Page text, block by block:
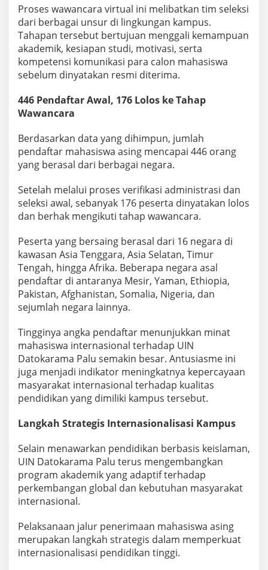
Proses wawancara virtual ini melibatkan tim seleksi
dari berbagai unsur di lingkungan kampus.
Tahapan tersebut bertujuan menggali kemampuan
akademik, kesiapan studi, motivasi, serta
kompetensi komunikasi para calon mahasiswa
sebelum dinyatakan resmi diterima.
446 Pendaftar Awal, 176 Lolos ke Tahap
Wawancara
Berdasarkan data yang dihimpun, jumlah
pendaftar mahasiswa asing mencapai 446 orang
yang berasal dari berbagai negara.
Setelah melalui proses verifikasi administrasi dan
seleksi awal, sebanyak 176 peserta dinyatakan lolos
dan berhak mengikuti tahap wawancara.
Peserta yang bersaing berasal dari 16 negara di
kawasan Asia Tenggara, Asia Selatan, Timur
Tengah, hingga Afrika. Beberapa negara asal
pendaftar di antaranya Mesir, Yaman, Ethiopia,
Pakistan, Afghanistan, Somalia, Nigeria, dan
sejumlah negara lainnya.
Tingginya angka pendaftar menunjukkan minat
mahasiswa internasional terhadap UIN
Datokarama Palu semakin besar. Antusiasme ini
juga menjadi indikator meningkatnya kepercayaan
masyarakat internasional terhadap kualitas
pendidikan yang dimiliki kampus tersebut.
Langkah Strategis Internasionalisasi Kampus
Selain menawarkan pendidikan berbasis keislaman,
UIN Datokarama Palu terus mengembangkan
program akademik yang adaptif terhadap
perkembangan global dan kebutuhan masyarakat
internasional.
Pelaksanaan jalur penerimaan mahasiswa asing
merupakan langkah strategis dalam memperkuat
internasionalisasi pendidikan tinggi.